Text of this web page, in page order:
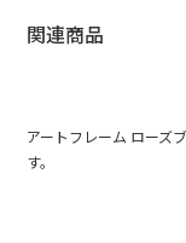
関連商品
アートフレーム ローズ
す。